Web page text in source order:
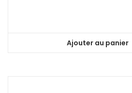
Ajouter au panier